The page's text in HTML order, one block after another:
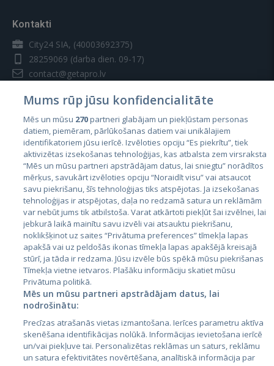
Kontakti
City24 SIA, (40003692375)
28259069 (darba dien. 09-17)
contact@getapro.lv
Valstis
Igaunija
Latvija
Lietuva
City24.lv
City24.ee
GetaPro.lv
GetaPro.ee
CVbankas.lt
Kainos.lt
Paslaugos.lt
auto24.ee
Mums rūp jūsu konfidencialitāte
Mēs un mūsu 270partneri glabājam un piekļūstam personas
datiem, piemēram, pārlūkošanas datiem vai unikālajiem
identifikatoriem jūsu ierīcē. Izvēloties opciju “Es piekrītu”, tiek
aktivizētas izsekošanas tehnoloģijas, kas atbalsta zem virsraksta
“Mēs un mūsu partneri apstrādājam datus, lai sniegtu” norādītos
mērķus, savukārt izvēloties opciju “Noraidīt visu” vai atsaucot
savu piekrišanu, šīs tehnoloģijas tiks atspējotas. Ja izsekošanas
tehnoloģijas ir atspējotas, daļa no redzamā satura un reklāmām
var nebūt jums tik atbilstoša. Varat atkārtoti piekļūt šai izvēlnei, lai
jebkurā laikā mainītu savu izvēli vai atsauktu piekrišanu,
noklikšķinot uz saites “Privātuma preferences” tīmekļa lapas
apakšā vai uz peldošās ikonas tīmekļa lapas apakšējā kreisajā
stūrī, ja tāda ir redzama. Jūsu izvēle būs spēkā mūsu piekrišanas
Tīmekļa vietne ietvaros. Plašāku informāciju skatiet mūsu
Privātuma politikā.
Mēs un mūsu partneri apstrādājam datus, lai
nodrošinātu:
Precīzas atrašanās vietas izmantošana. Ierīces parametru aktīva
skenēšana identifikācijas nolūkā. Informācijas ievietošana ierīcē
un/vai piekļuve tai. Personalizētas reklāmas un saturs, reklāmu
un satura efektivitātes novērtēšana, analītiskā informācija par